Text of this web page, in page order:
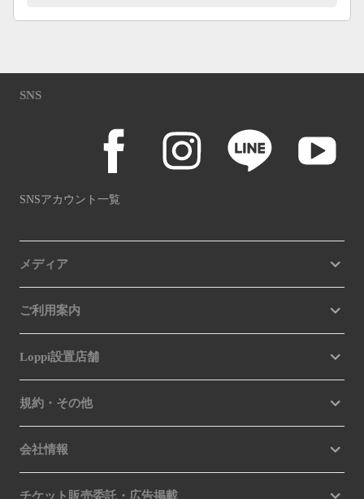
SNS
SNSアカウント一覧
メディア
ご利用案内
Loppi設置店舗
規約・その他
会社情報
チケット販売委託・広告掲載